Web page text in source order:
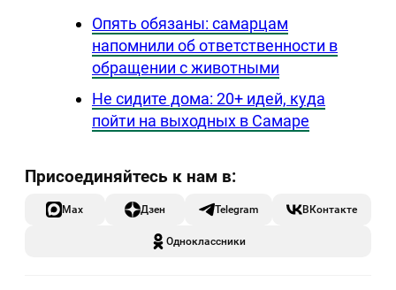
Опять обязаны: самарцам
напомнили об ответственности в
обращении с животными
Не сидите дома: 20+ идей, куда
пойти на выходных в Самаре
Max Дзен Telegram ВКонтакте
Одноклассники